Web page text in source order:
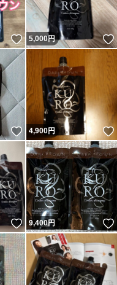
いいね！
5,000円
いいね！
4,900円
いいね！
9,400円